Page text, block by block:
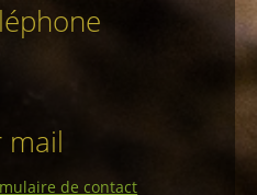
mail
de contact